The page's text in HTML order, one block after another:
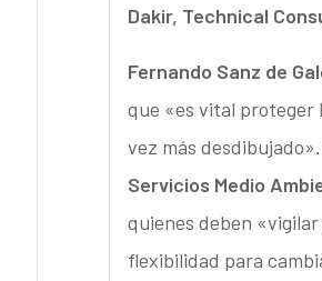
Dakir, Technical
Fernando Sanz de
que «es vital proteger
vez más
Servicios Medio
quienes deben
flexibilidad para